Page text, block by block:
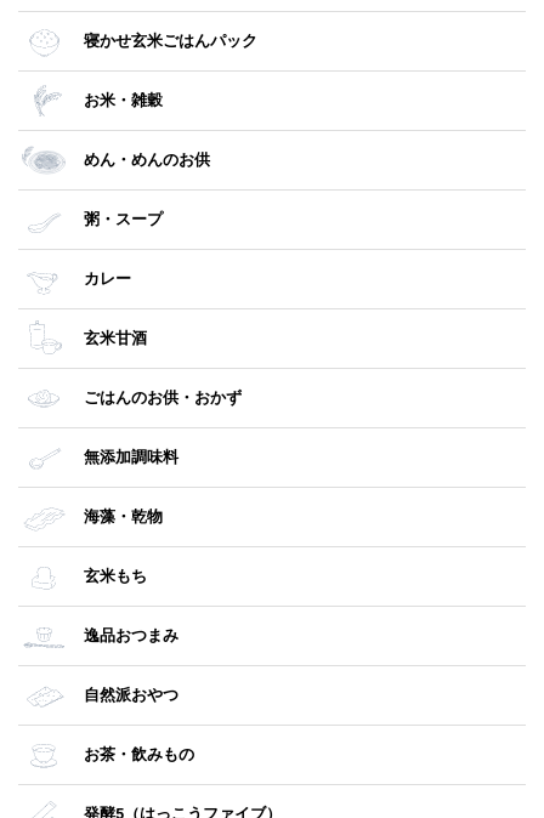
寝かせ玄米ごはんパック
お米・雑穀
めん・めんのお供
粥・スープ
カレー
玄米甘酒
ごはんのお供・おかず
無添加調味料
海藻・乾物
玄米もち
逸品おつまみ
自然派おやつ
お茶・飲みもの
発酵5（はっこうファイブ）